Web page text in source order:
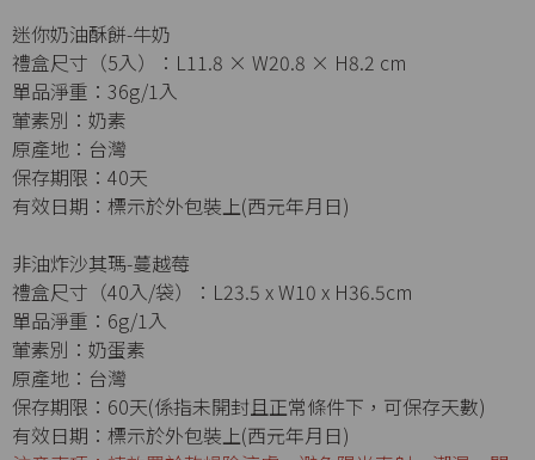
迷你奶油酥餅-牛奶
禮盒尺寸（5入）：L11.8 × W20.8 × H8.2 cm
單品淨重：36g/1入
葷素別：奶素
原產地：台灣
保存期限：40天
有效日期：標示於外包裝上(西元年月日)
非油炸沙其瑪-蔓越莓
禮盒尺寸（40入/袋）：L23.5 x W10 x H36.5cm
單品淨重：6g/1入
葷素別：奶蛋素
原產地：台灣
保存期限：60天(係指未開封且正常條件下，可保存天數)
有效日期：標示於外包裝上(西元年月日)